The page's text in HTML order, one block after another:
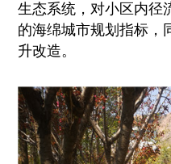
生态系统，对小区内径
的海绵城市规划指标，
升改造。